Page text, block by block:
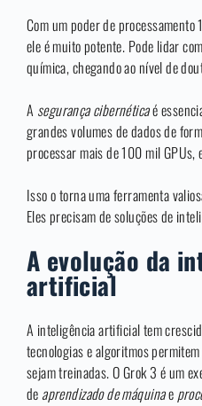
Com um poder de
ele é muito potente. Pode lidar
química, chegando ao nível de
A segurança cibernéticaé
grandes volumes de dados de
processar mais de 100 mil GPUs,
Isso o torna uma ferramenta
Eles precisam de soluções de
A evolução da
artificial
A inteligência artificial tem
tecnologias e algoritmos
sejam treinadas. O Grok 3 é um
de aprendizado de máquinae